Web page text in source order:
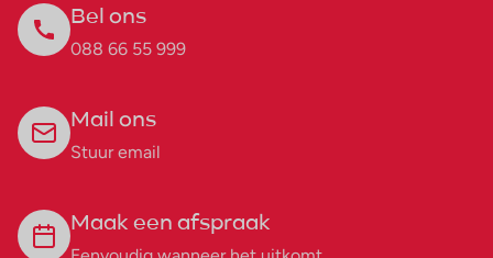
Bel ons
088 66 55 999
Mail ons
Stuur email
Maak een afspraak